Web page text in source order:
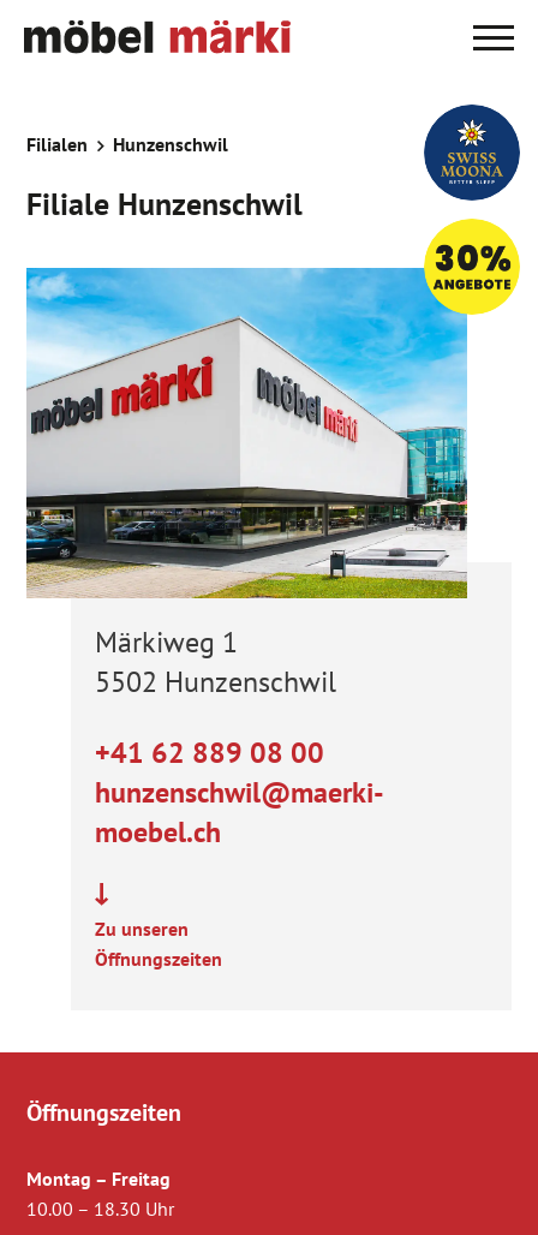
Filialen Hunzenschwil
Filiale Hunzenschwil
Märkiweg 1
5502 Hunzenschwil
+41 62 889 08 00
hunzenschwil@maerki-
moebel.ch
Zu unseren
Öffnungszeiten
Öffnungszeiten
Montag – Freitag
10.00 – 18.30 Uhr